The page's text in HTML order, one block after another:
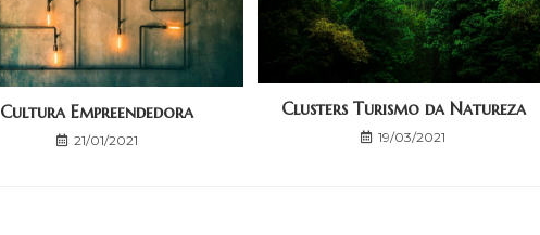
Cultura Empreendedora
21/01/2021
Clusters Turismo da Natureza
19/03/2021